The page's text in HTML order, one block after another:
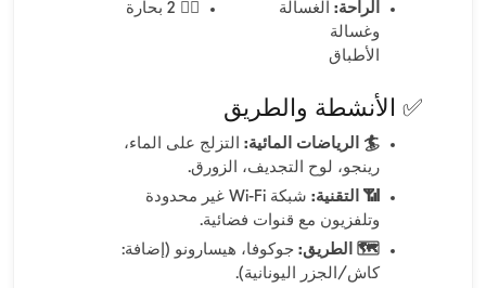
الراحة: الغسالة
وغسالة
الأطباق
🧑‍✈️ 2 بحارة
✅ الأنشطة والطريق
🏄 الرياضات المائية: التزلج على الماء،
رينجو، لوح التجديف، الزورق.
📶 التقنية:
شبكة Wi-Fi غير محدودة
وتلفزيون مع قنوات فضائية.
🗺️ الطريق: جوكوفا، هيسارونو (إضافة:
كاش/الجزر اليونانية).